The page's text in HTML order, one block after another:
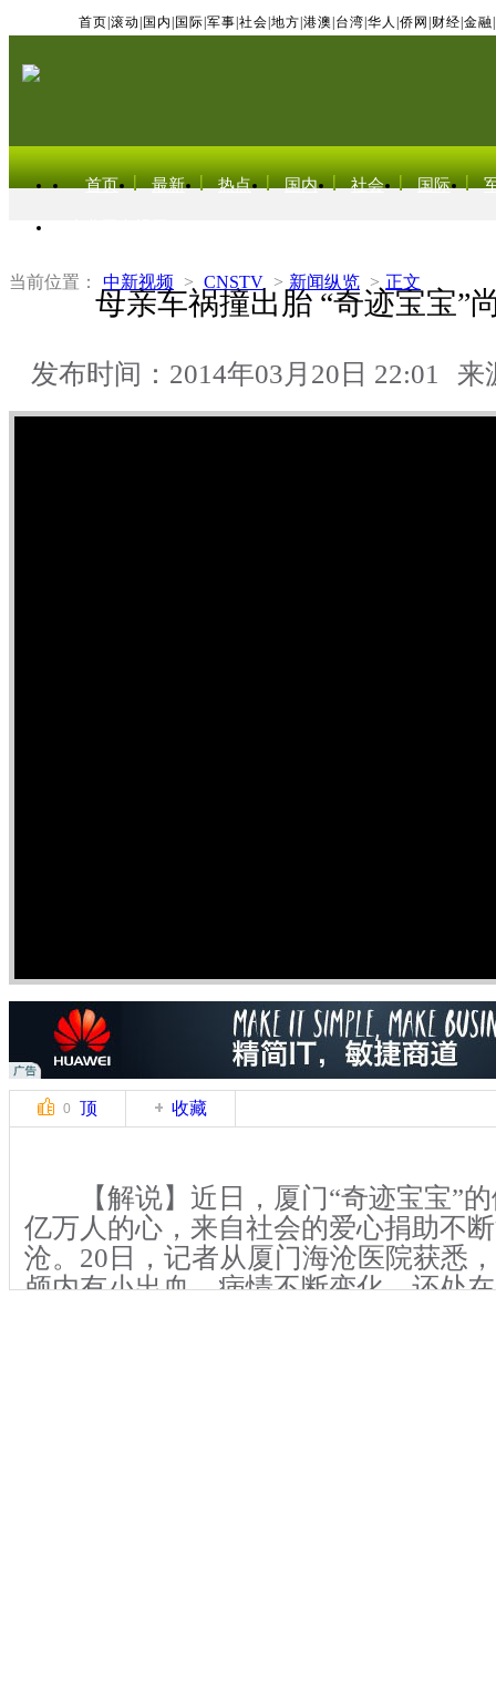
首页 滚动 国内 国际 军事 社会 地方 港澳 台湾 华人 侨网 财经 金融
首页 最新 热点 国内 社会 国际
当前位置： 中新视频 > CNSTV > 新闻纵览 > 正文
母亲车祸撞出胎 “奇迹宝宝”
发布时间：2014年03月20日 22:01 来
0 顶 收藏
【解说】近日，厦门“奇迹宝宝”的
亿万人的心，来自社会的爱心捐助不
沧。20日，记者从厦门海沧医院获悉
颅内有小出血，病情不断变化，还处